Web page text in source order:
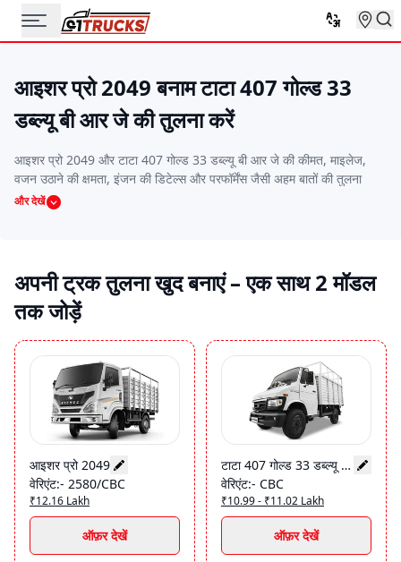
आइशर प्रो 2049 बनाम टाटा 407 गोल्ड 33
डब्ल्यू बी आर जे की तुलना करें
आइशर प्रो 2049 और टाटा 407 गोल्ड 33 डब्ल्यू बी आर जे की कीमत, माइलेज,
वजन उठाने की क्षमता, इंजन की डिटेल्स और परफॉर्मेंस जैसी अहम बातों की तुलना
करें। यह साइड-बाय-साइड तुलना आपको वो ट्रक चुनने में मदद करेगी जो आपके
और देखें
अपनी ट्रक तुलना खुद बनाएं – एक साथ 2 मॉडल
तक जोड़ें
आइशर प्रो 2049
वेरिएंट:- 2580/CBC
₹12.16 Lakh
ऑफ़र देखें
टाटा 407 गोल्ड 33 डब्ल्यू बी आर जे
वेरिएंट:- CBC
₹10.99 - ₹11.02 Lakh
ऑफ़र देखें